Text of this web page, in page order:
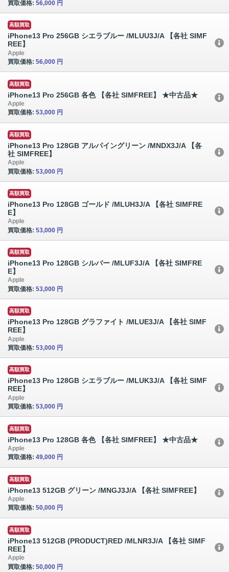
買取価格: 56,000 円
高額買取
iPhone13 Pro 256GB シエラブルー /MLUU3J/A 【各社 SIMF
REE】
Apple
買取価格: 56,000 円
高額買取
iPhone13 Pro 256GB 各色 【各社 SIMFREE】 ★中古品★
Apple
買取価格: 53,000 円
高額買取
iPhone13 Pro 128GB アルパイングリーン /MNDX3J/A 【各
社 SIMFREE】
Apple
買取価格: 53,000 円
高額買取
iPhone13 Pro 128GB ゴールド /MLUH3J/A 【各社 SIMFRE
E】
Apple
買取価格: 53,000 円
高額買取
iPhone13 Pro 128GB シルバー /MLUF3J/A 【各社 SIMFRE
E】
Apple
買取価格: 53,000 円
高額買取
iPhone13 Pro 128GB グラファイト /MLUE3J/A 【各社 SIMF
REE】
Apple
買取価格: 53,000 円
高額買取
iPhone13 Pro 128GB シエラブルー /MLUK3J/A 【各社 SIMF
REE】
Apple
買取価格: 53,000 円
高額買取
iPhone13 Pro 128GB 各色 【各社 SIMFREE】 ★中古品★
Apple
買取価格: 49,000 円
高額買取
iPhone13 512GB グリーン /MNGJ3J/A 【各社 SIMFREE】
Apple
買取価格: 50,000 円
高額買取
iPhone13 512GB (PRODUCT)RED /MLNR3J/A 【各社 SIMF
REE】
Apple
買取価格: 50,000 円